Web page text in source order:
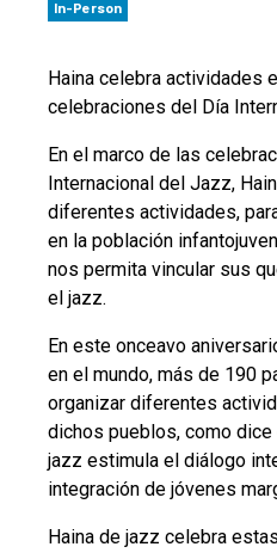
In-Person
Haina celebra actividades
celebraciones del Día
En el marco de las
Internacional del Jazz,
diferentes actividades,
en la población
nos permita vincular sus
el jazz.
En este onceavo
en el mundo, más de 190
organizar diferentes
dichos pueblos, como dice
jazz estimula el diálogo
integración de jóvenes
Haina de jazz celebra